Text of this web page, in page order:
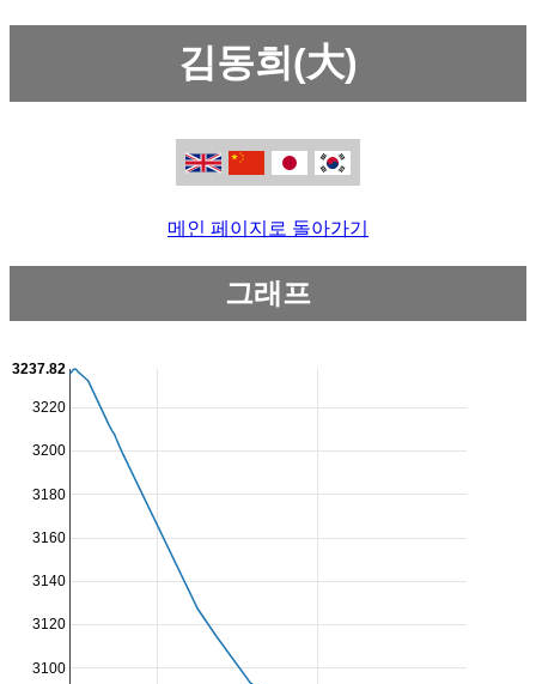
김동희(大)
메인 페이지로 돌아가기
그래프
3100
3120
3140
3160
3180
3200
3220
3237.82